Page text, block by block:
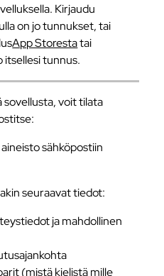
Kirjaudu
on jo tunnukset, tai
App Storestatai
itsellesi tunnus.
voit tilata
sähköpostiin
seuraavat tiedot:
ja mahdollinen
(mistä kielistä mille